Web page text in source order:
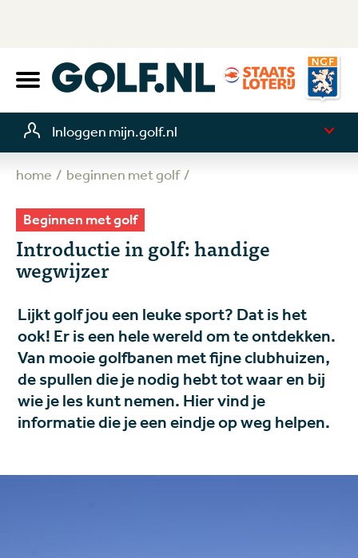
Inloggen mijn.golf.nl
home beginnen met golf
Beginnen met golf
Introductie in golf: handige
wegwijzer
Lijkt golf jou een leuke sport? Dat is het
ook! Er is een hele wereld om te ontdekken.
Van mooie golfbanen met fijne clubhuizen,
de spullen die je nodig hebt tot waar en bij
wie je les kunt nemen. Hier vind je
informatie die je een eindje op weg helpen.